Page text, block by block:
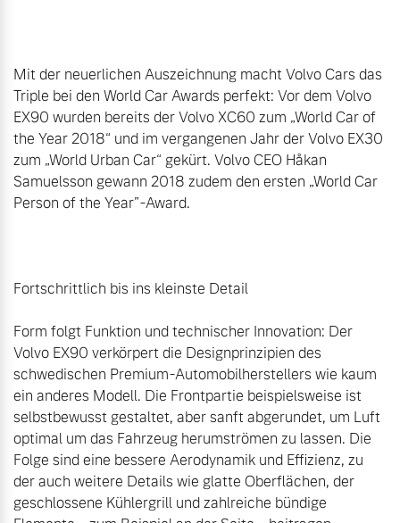
Mit der neuerlichen Auszeichnung macht Volvo Cars das
Triple bei den World Car Awards perfekt: Vor dem Volvo
EX90 wurden bereits der Volvo XC60 zum „World Car of
the Year 2018“ und im vergangenen Jahr der Volvo EX30
zum „World Urban Car“ gekürt. Volvo CEO Håkan
Samuelsson gewann 2018 zudem den ersten „World Car
Person of the Year”-Award.
Fortschrittlich bis ins kleinste Detail
Form folgt Funktion und technischer Innovation: Der
Volvo EX90 verkörpert die Designprinzipien des
schwedischen Premium-Automobilherstellers wie kaum
ein anderes Modell. Die Frontpartie beispielsweise ist
selbstbewusst gestaltet, aber sanft abgerundet, um Luft
optimal um das Fahrzeug herumströmen zu lassen. Die
Folge sind eine bessere Aerodynamik und Effizienz, zu
der auch weitere Details wie glatte Oberflächen, der
geschlossene Kühlergrill und zahlreiche bündige